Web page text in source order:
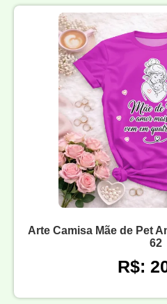
Arte Camisa Mãe de Pet
62
R$: